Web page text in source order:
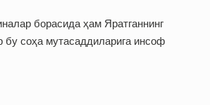
борасида ҳам Яратганнинг
соҳа мутасаддиларига инсоф